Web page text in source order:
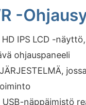
-
IPS LCD -
ohjauspaneeli
näppäimistö